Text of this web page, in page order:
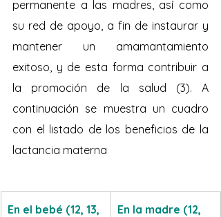
permanente a las madres, así como
su red de apoyo, a fin de instaurar y
mantener un amamantamiento
exitoso, y de esta forma contribuir a
la promoción de la salud (3). A
continuación se muestra un cuadro
con el listado de los beneficios de la
lactancia materna
En el bebé (12, 13,
En la madre (12,